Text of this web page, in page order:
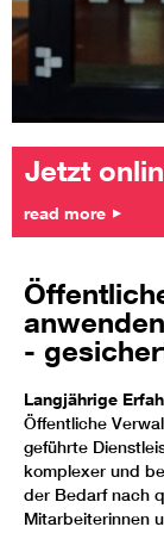
Jetzt
read more
-
Langjährige
Öffentliche
geführte
komplexer und
der Bedarf nach
Mitarbeiterinnen